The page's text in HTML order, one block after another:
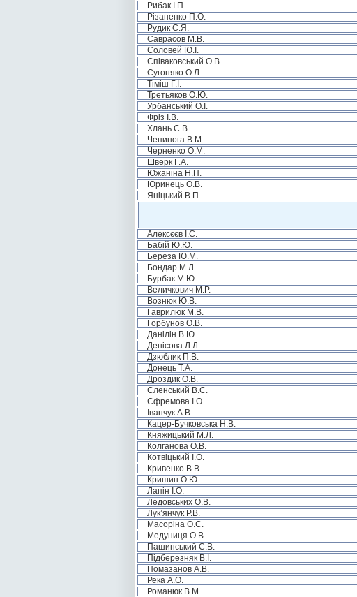
Рибак І.П.
Різаненко П.О.
Рудик С.Я.
Саврасов М.В.
Соловей Ю.І.
Співаковський О.В.
Сугоняко О.Л.
Тіміш Г.І.
Третьяков О.Ю.
Урбанський О.І.
Фріз І.В.
Хлань С.В.
Чепинога В.М.
Черненко О.М.
Шверк Г.А.
Южаніна Н.П.
Юринець О.В.
Яніцький В.П.
Алексєєв І.С.
Бабій Ю.Ю.
Береза Ю.М.
Бондар М.Л.
Бурбак М.Ю.
Величкович М.Р.
Вознюк Ю.В.
Гаврилюк М.В.
Горбунов О.В.
Данілін В.Ю.
Денісова Л.Л.
Дзюблик П.В.
Донець Т.А.
Дроздик О.В.
Єленський В.Є.
Єфремова І.О.
Іванчук А.В.
Кацер-Бучковська Н.В.
Княжицький М.Л.
Колганова О.В.
Котвіцький І.О.
Кривенко В.В.
Кришин О.Ю.
Лапін І.О.
Ледовських О.В.
Лук’янчук Р.В.
Масоріна О.С.
Медуниця О.В.
Пашинський С.В.
Підберезняк В.І.
Помазанов А.В.
Река А.О.
Романюк В.М.